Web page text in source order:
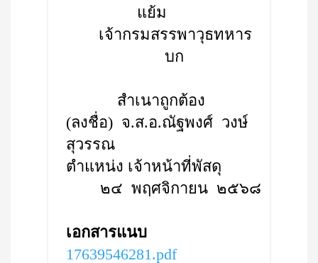
แย้ม
เจ้ากรมสรรพาวุธทหาร
บก
สำเนาถูกต้อง
(ลงชื่อ) จ.ส.อ.ณัฐพงศ์ วงษ์
สุวรรณ
ตำแหน่ง เจ้าหน้าที่พัสดุ
๒๔ พฤศจิกายน ๒๕๖๘
เอกสารแนบ
17639546281.pdf